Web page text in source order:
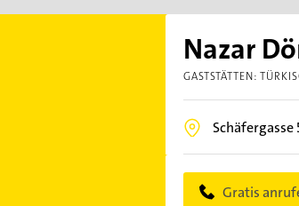
Nazar
GASTSTÄTTEN:
Schäfergasse
Gratis